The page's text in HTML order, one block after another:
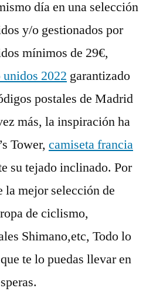
día en una selección
y/o gestionados por
mínimos de 29€,
unidos 2022 garantizado
postales de Madrid
más, la inspiración ha
Tower, camiseta francia
su tejado inclinado. Por
la mejor selección de
de ciclismo,
Shimano,etc, Todo lo
te lo puedas llevar en